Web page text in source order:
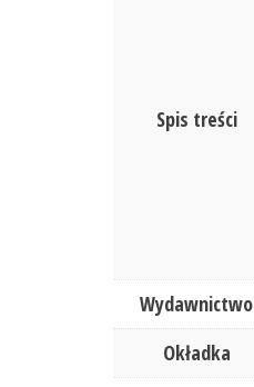
Spis treści
Wydawnictwo
Okładka